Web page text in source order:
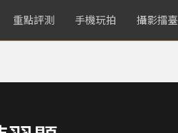
重點評測 手機玩拍 攝影擂臺